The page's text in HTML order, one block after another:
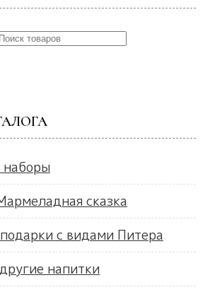
сказка
с видами Питера
напитки